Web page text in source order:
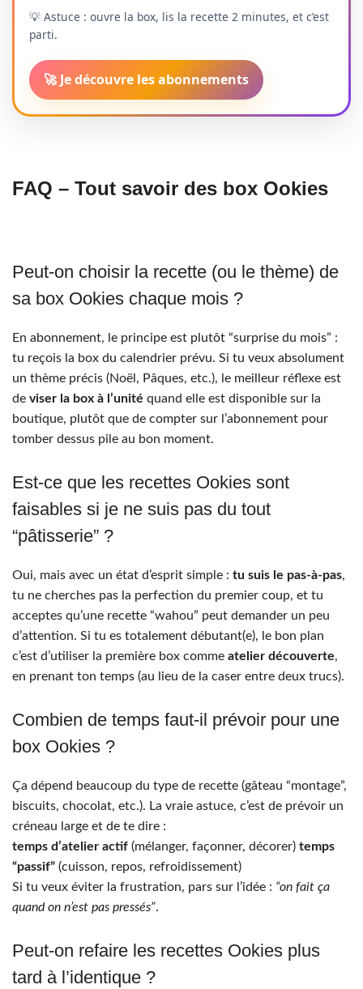
💡 Astuce : ouvre la box, lis la recette 2 minutes, et c’est
parti.
🚀 Je découvre les abonnements
FAQ – Tout savoir des box Ookies
Peut-on choisir la recette (ou le thème) de
sa box Ookies chaque mois ?
En abonnement, le principe est plutôt “surprise du mois” :
tu reçois la box du calendrier prévu. Si tu veux absolument
un thème précis (Noël, Pâques, etc.), le meilleur réflexe est
de viser la box à l’unité quand elle est disponible sur la
boutique, plutôt que de compter sur l’abonnement pour
tomber dessus pile au bon moment.
Est-ce que les recettes Ookies sont
faisables si je ne suis pas du tout
“pâtisserie” ?
Oui, mais avec un état d’esprit simple : tu suis le pas-à-pas,
tu ne cherches pas la perfection du premier coup, et tu
acceptes qu’une recette “wahou” peut demander un peu
d’attention. Si tu es totalement débutant(e), le bon plan
c’est d’utiliser la première box comme atelier découverte,
en prenant ton temps (au lieu de la caser entre deux trucs).
Combien de temps faut-il prévoir pour une
box Ookies ?
Ça dépend beaucoup du type de recette (gâteau “montage”,
biscuits, chocolat, etc.). La vraie astuce, c’est de prévoir un
créneau large et de te dire :
temps d’atelier actif (mélanger, façonner, décorer) temps
“passif” (cuisson, repos, refroidissement)
Si tu veux éviter la frustration, pars sur l’idée : “on fait ça
quand on n’est pas pressés”.
Peut-on refaire les recettes Ookies plus
tard à l’identique ?